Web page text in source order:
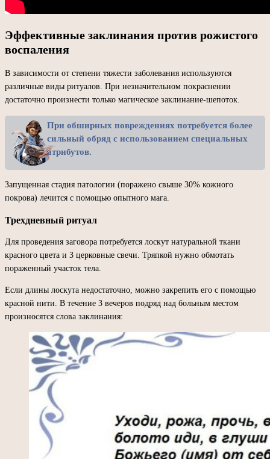
Эффективные заклинания против рожистого
воспаления
В зависимости от степени тяжести заболевания используются
различные виды ритуалов. При незначительном покраснении
достаточно произнести только магическое заклинание-шепоток.
При обширных повреждениях потребуется более
сильный обряд с использованием специальных
атрибутов.
Запущенная стадия патологии (поражено свыше 30% кожного
покрова) лечится с помощью опытного мага.
Трехдневный ритуал
Для проведения заговора потребуется лоскут натуральной ткани
красного цвета и 3 церковные свечи. Тряпкой нужно обмотать
пораженный участок тела.
Если длины лоскута недостаточно, можно закрепить его с помощью
красной нити. В течение 3 вечеров подряд над больным местом
произносятся слова заклинания: